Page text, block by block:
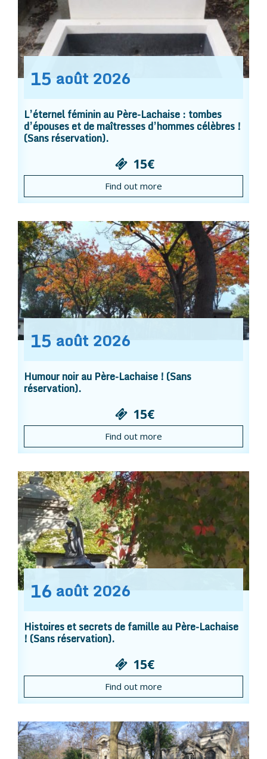
15 août 2026
L’éternel féminin au Père-Lachaise : tombes
d’épouses et de maîtresses d’hommes célèbres !
(Sans réservation).
15€
Find out more
15 août 2026
Humour noir au Père-Lachaise ! (Sans
réservation).
15€
Find out more
16 août 2026
Histoires et secrets de famille au Père-Lachaise
! (Sans réservation).
15€
Find out more